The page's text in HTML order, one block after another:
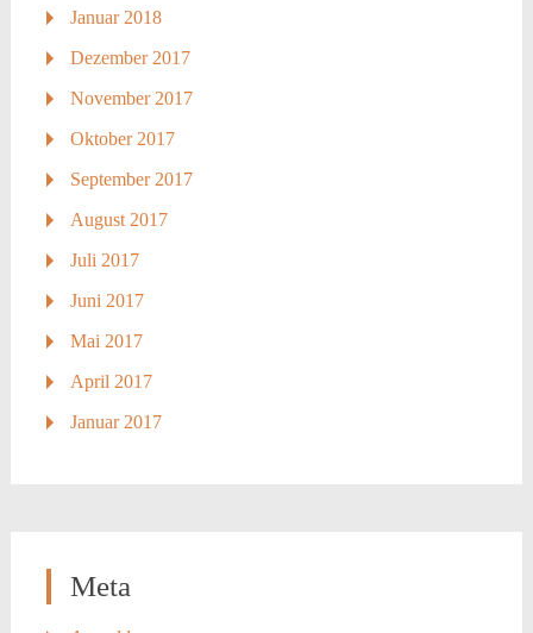
Januar 2018
Dezember 2017
November 2017
Oktober 2017
September 2017
August 2017
Juli 2017
Juni 2017
Mai 2017
April 2017
Januar 2017
Meta